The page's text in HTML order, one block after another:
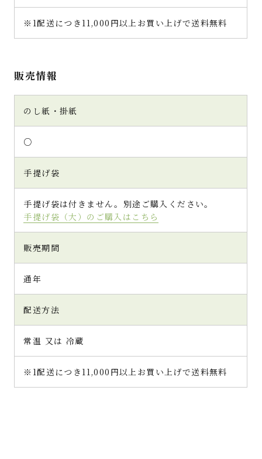
※1配送につき11,000円以上お買い上げで送料無料
販売情報
のし紙・掛紙
○
手提げ袋
手提げ袋は付きません。別途ご購入ください。
手提げ袋（大）のご購入はこちら
販売期間
通年
配送方法
常温 又は 冷蔵
※1配送につき11,000円以上お買い上げで送料無料